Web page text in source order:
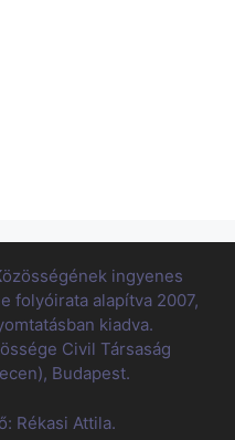
özösségének ingyenes
folyóirata alapítva 2007,
kiadva.
Civil Társaság
Budapest.
Rékasi Attila.